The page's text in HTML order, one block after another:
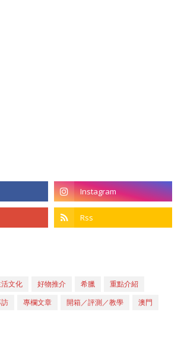
文化 好物推介 希臘
重點介紹
專欄文章 開箱／評測／教學
澳門